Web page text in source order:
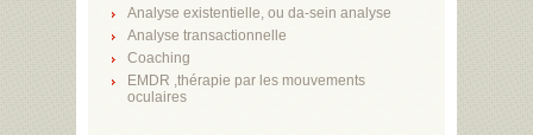
Analyse existentielle, ou da-sein analyse
Analyse transactionnelle
Coaching
EMDR ,thérapie par les mouvements
oculaires